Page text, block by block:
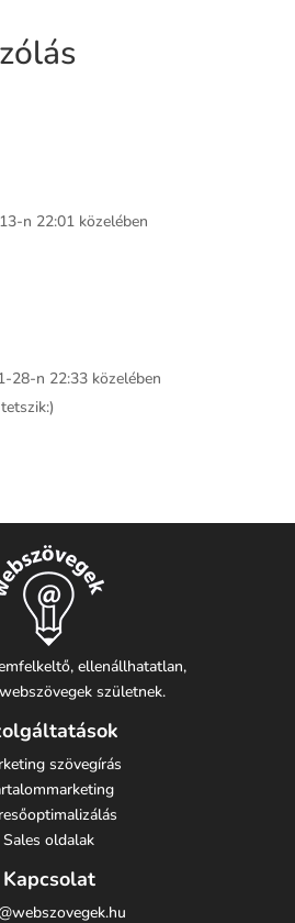
n 22:01 közelében
28-n 22:33 közelében
ellenállhatatlan,
születnek.
szövegírás
Sales oldalak
Kapcsolat